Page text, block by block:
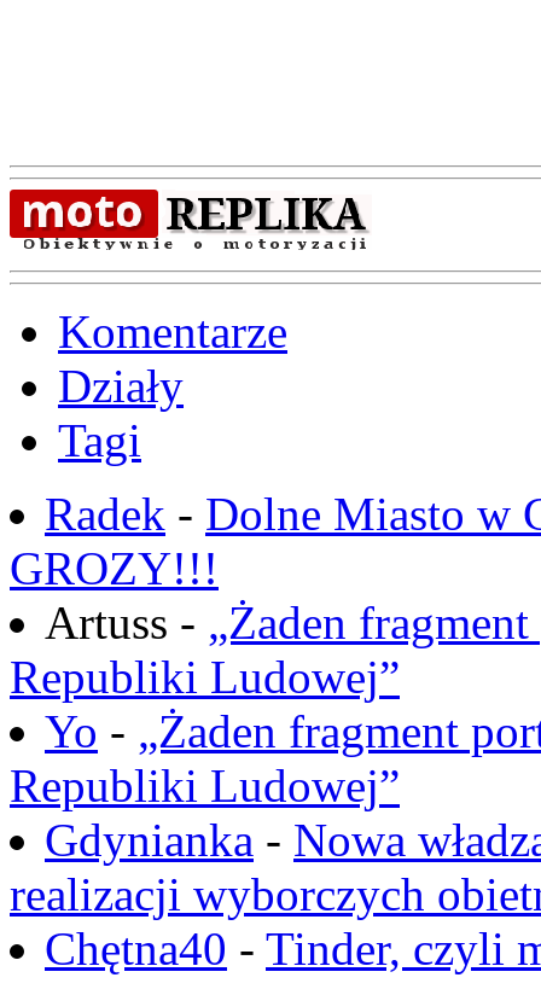
Komentarze
Działy
Tagi
Radek - Dolne Miasto w
GROZY!!!
Artuss - „Żaden
Republiki Ludowej”
Yo - „Żaden fragment
Republiki Ludowej”
Gdynianka - Nowa
realizacji wyborczych
Chętna40 - Tinder, czyli